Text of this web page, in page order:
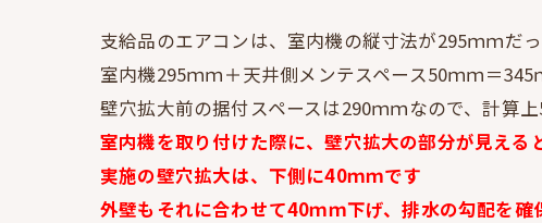
支給品のエアコンは、室内機の縦寸法が295ｍｍだっ
室内機295ｍｍ＋天井側メンテスペース50ｍｍ＝
壁穴拡大前の据付スペースは290ｍｍなので、計算
室内機を取り付けた際に、壁穴拡大の部分が見える
実施の壁穴拡大は、下側に40ｍｍです
外壁もそれに合わせて40ｍｍ下げ、排水の勾配を